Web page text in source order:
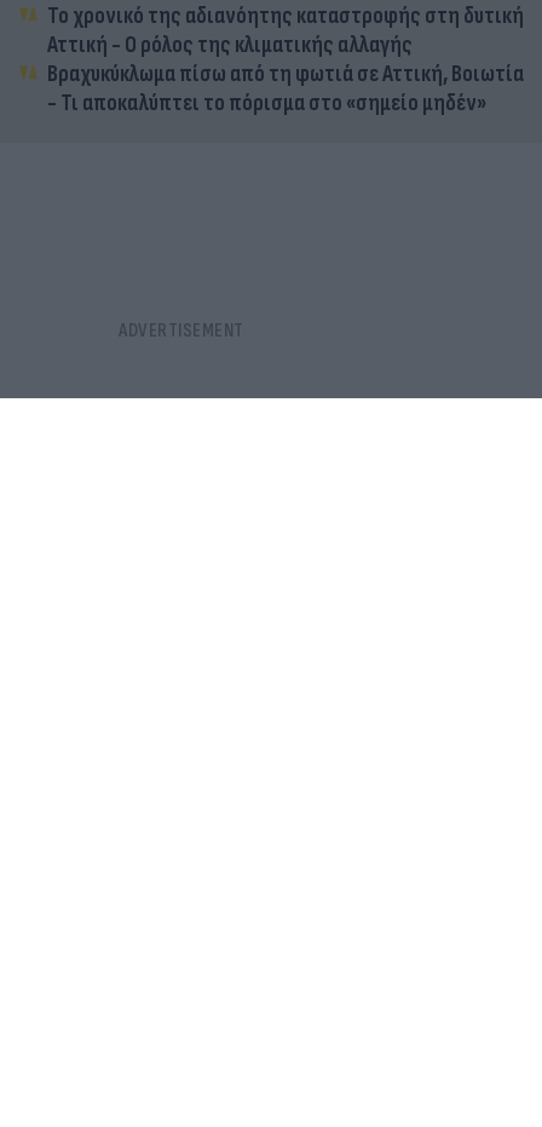
Το χρονικό της αδιανόητης καταστροφής στη δυτική
Αττική - Ο ρόλος της κλιματικής αλλαγής
Βραχυκύκλωμα πίσω από τη φωτιά σε Αττική, Βοιωτία
- Τι αποκαλύπτει το πόρισμα στο «σημείο μηδέν»